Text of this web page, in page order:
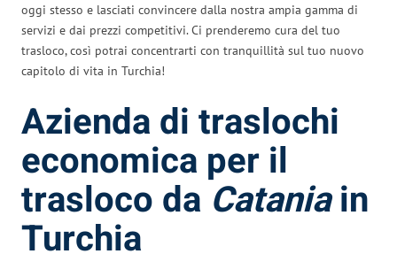
oggi stesso e lasciati convincere dalla nostra ampia gamma di
servizi e dai prezzi competitivi. Ci prenderemo cura del tuo
trasloco, così potrai concentrarti con tranquillità sul tuo nuovo
capitolo di vita in Turchia!
Azienda di traslochi
economica per il
trasloco da Cataniain
Turchia